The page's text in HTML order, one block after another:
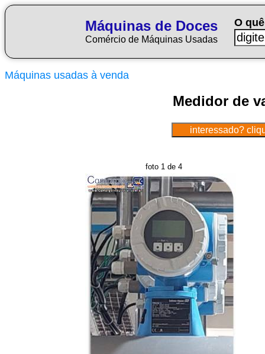
Máquinas de Doces
Comércio de Máquinas Usadas
O
Máquinas usadas à venda
Medidor de
foto 1 de 4